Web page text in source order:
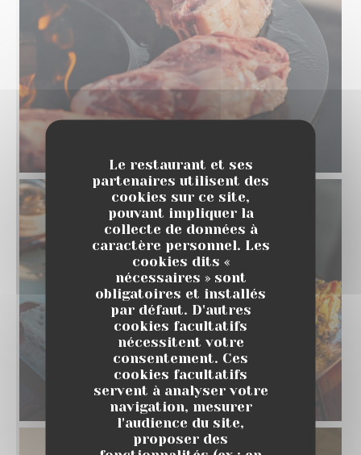
Le restaurant et ses
partenaires utilisent des
cookies sur ce site,
pouvant impliquer la
collecte de données à
caractère personnel. Les
cookies dits «
nécessaires » sont
obligatoires et installés
par défaut. D'autres
cookies facultatifs
nécessitent votre
consentement. Ces
cookies facultatifs
servent à analyser votre
navigation, mesurer
l'audience du site,
proposer des